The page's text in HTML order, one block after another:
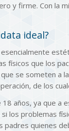
y firme. Con la
ideal?
físicos que los
se someten a
de los
años, ya que a
los problemas
padres quienes